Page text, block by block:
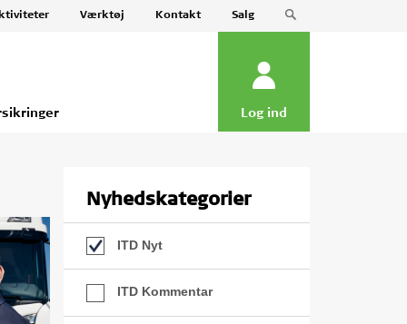
Værktøj Kontakt Salg
Log ind
Nyhedskategorier
ITD Nyt
ITD Kommentar